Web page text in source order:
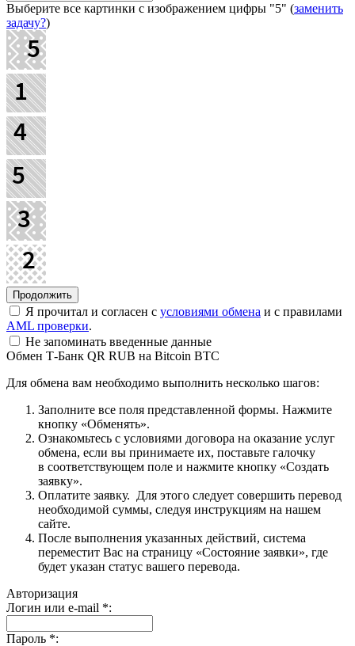
Выберите все картинки с изображением цифры "5" (заменить
задачу?)
Я прочитал и согласен с условиями обмена и с правилами
AML проверки.
Не запоминать введенные данные
Обмен Т-Банк QR RUB на Bitcoin BTC
Для обмена вам необходимо выполнить несколько шагов:
Заполните все поля представленной формы. Нажмите
кнопку «Обменять».
Ознакомьтесь с условиями договора на оказание услуг
обмена, если вы принимаете их, поставьте галочку
в соответствующем поле и нажмите кнопку «Создать
заявку».
Оплатите заявку. Для этого следует совершить перевод
необходимой суммы, следуя инструкциям на нашем
сайте.
После выполнения указанных действий, система
переместит Вас на страницу «Состояние заявки», где
будет указан статус вашего перевода.
Авторизация
Логин или e-mail *:
Пароль *: